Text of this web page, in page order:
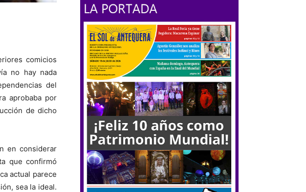
comicios
no hay nada
del
aprobaba por
de dicho
en considerar
que confirmó
actual parece
sea la ideal.